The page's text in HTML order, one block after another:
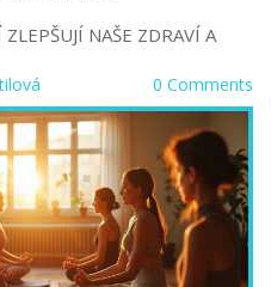
ZLEPŠUJÍ NAŠE ZDRAVÍ A
0 Comments